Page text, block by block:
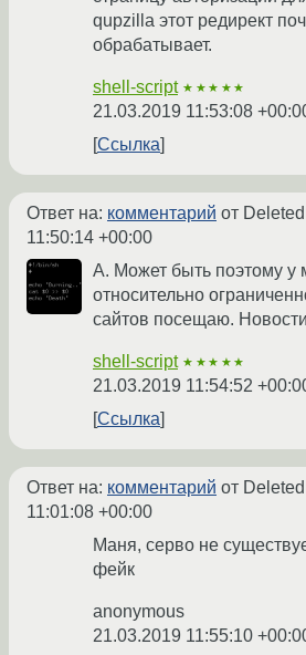
qupzilla этот редирект
обрабатывает.
shell-script ★★★★★
21.03.2019 11:53:08
Ссылка
Ответ на: комментарий от Deleted
11:50:14 +00:00
А. Может быть поэтому у
относительно
сайтов посещаю.
shell-script ★★★★★
21.03.2019 11:54:52
Ссылка
Ответ на: комментарий от Deleted
11:01:08 +00:00
Маня, серво не
фейк
anonymous
21.03.2019 11:55:10